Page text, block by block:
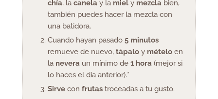
chía, la canela y la miel y mezcla bien,
también puedes hacer la mezcla con
una batidora.
Cuando hayan pasado 5 minutos
remueve de nuevo, tápalo y mételo en
la nevera un mínimo de 1 hora (mejor si
lo haces el día anterior).*
Sirve con frutas troceadas a tu gusto.